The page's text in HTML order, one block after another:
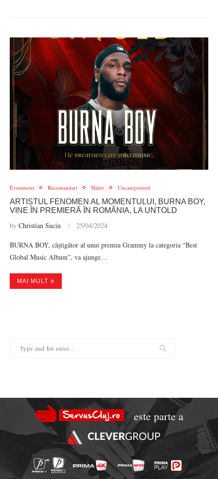
Eveniment Recomandari Slider Uncategorized
ARTISTUL FENOMEN AL MOMENTULUI, BURNA BOY,
VINE ÎN PREMIERĂ ÎN ROMÂNIA, LA UNTOLD
by Christian Suciu 25/04/2024
BURNA BOY, câștigător al unui premiu Grammy la categoria “Best
Global Music Album”, va ajunge…
MAI MULT
este parte a